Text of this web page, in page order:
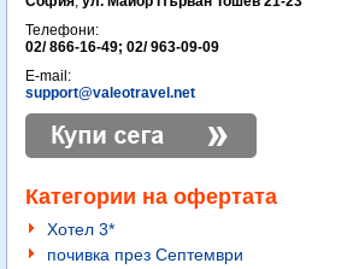
Телефони:
02/ 866-16-49; 02/ 963-09-09
E-mail:
support@valeotravel.net
Категории на офертата
Хотел 3*
почивка през Септември